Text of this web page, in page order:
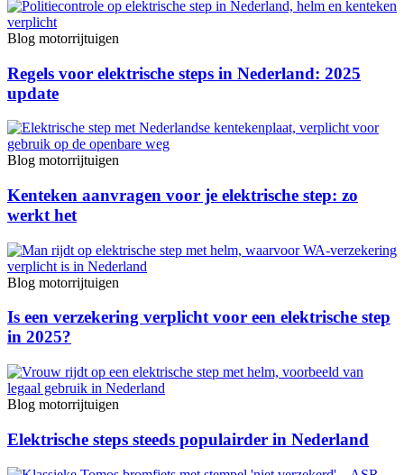
Blog motorrijtuigen
Regels voor elektrische steps in Nederland: 2025
update
Blog motorrijtuigen
Kenteken aanvragen voor je elektrische step: zo
werkt het
Blog motorrijtuigen
Is een verzekering verplicht voor een elektrische step
in 2025?
Blog motorrijtuigen
Elektrische steps steeds populairder in Nederland